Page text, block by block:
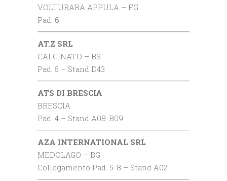
VOLTURARA APPULA – FG
Pad. 6
AT.Z SRL
CALCINATO – BS
Pad. 5 – Stand D43
ATS DI BRESCIA
BRESCIA
Pad. 4 – Stand A08-B09
AZA INTERNATIONAL SRL
MEDOLAGO – BG
Collegamento Pad. 5-8 – Stand A02